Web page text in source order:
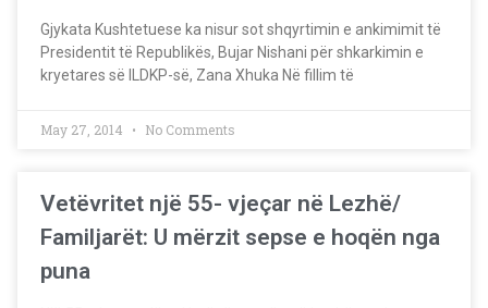
Gjykata Kushtetuese ka nisur sot shqyrtimin e ankimimit të
Presidentit të Republikës, Bujar Nishani për shkarkimin e
kryetares së ILDKP-së, Zana Xhuka Në fillim të
May 27, 2014 No Comments
Vetëvritet një 55- vjeçar në Lezhë/
Familjarët: U mërzit sepse e hoqën nga
puna